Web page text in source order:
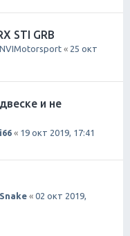
STI GRB
NVIMotorsport « 25 окт
и не
i66 « 19 окт 2019, 17:41
Snake « 02 окт 2019,